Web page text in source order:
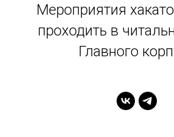
Мероприятия
проходить в
Главного